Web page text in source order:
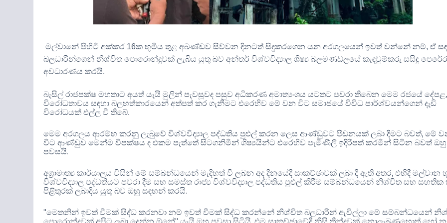
මල්වානේ පිහිටි අක්කර 16ක භූමිය තුළ අඛණ්ඩව සිව්වන දිනටත් සිදුකරගෙන යන අරගලයෙන් ඉවත් වන්නේ නම්,ඒ
බලධාරීන්ගෙන් නිශ්චිත පොරොන්දුවක් ලැබිය යුතු බව අන්තර් විශ්වවිද්‍යාල ශිෂ්‍ය බලමණඩලයේ කැඳවුම්කරු සසිඳු
අවධාරණය කරයි.
බැසිල් රාජපක්ෂ මහතාට අයත් යැයි මුලින් පැවසූවද පසුව අධිකරණ අමාත්‍යංශය යටතට පවරා තිබෙන මෙම රජයේ දේපළ
විරෝධතාවය සඳහා බලහත්කාරයෙන් අත්පත් කර ගැනීමට එරෙහිව මේ වන විට සමාජයේ විවිධ පාර්ශ්වයන්ගෙන් දැඩි
විරෝධයක් එල්ල වී තිබේ.
මෙම අරගලය ආරම්භ කරනු ලැබුවේ විශ්වවිද්‍යාල පද්ධතිය පුළුල් කරන ලෙස ආණ්ඩුවට පීඩනයක් ලබා දීමට බවත්,මේ
විට ආණ්ඩුව මෙන්ම විපක්ෂය ද එකම පැත්තේ සිටගනිමින් ශිෂ්‍යයින්ට එරෙහිව පැමිණිලි ඉදිරිපත් කරමින් සිටින බවත් ඔහු
පවසයි.
අග්‍රාමාත්‍ය කාර්යාලය විසින් මේ සම්බන්ධයෙන් මැදිහත් වී ලබන අද දිනයේදී සාකච්ඡාවක් ලබා දී ඇති අතර,එහිදී මල්වාන
විශ්වවිද්‍යාල පද්ධතියට පවරා දීම සහ සමස්ත රාජ්‍ය විශ්වවිද්‍යාල පද්ධතිය පුළුල් කිරීම සම්බන්ධයෙන් නිශ්චිත සහ සහතික
පිළිතුරක් ලබාදිය යුතු බව ඔහු සඳහන් කරයි.
"මෙතනින් ඉවත් වීමක් සිද්ධ කරනවා නම් ඉවත් වීමක් සිද්ධ කරන්නේ නිශ්චිත බලධාරීන් ඇවිල්ලා මේ සම්බන්ධයෙන්
පොරොන්දුවක් අපිට ලබා දෙන්න ඕනේ යැයි ඔහු පවසා සිටියි එම සාකච්ඡාවේදී නිසි තීන්දුවක් නොලැබුණහොත් හෝ